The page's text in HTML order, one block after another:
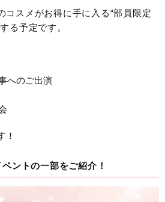
コスメがお得に手に入る“部員限定
る予定です。
へのご出演
！
ントの一部をご紹介！